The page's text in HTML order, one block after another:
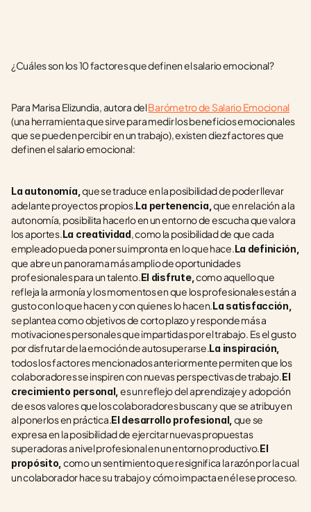
¿Cuáles son los 10 factores que definen el salario emocional?
Para Marisa Elizundia, autora del Barómetro de Salario Emocional
(una herramienta que sirve para medir los beneficios emocionales
que se pueden percibir en un trabajo), existen diez factores que
definen el salario emocional:
La autonomía, que se traduce en la posibilidad de poder llevar
adelante proyectos propios.La pertenencia, que en relación a la
autonomía, posibilita hacerlo en un entorno de escucha que valora
los aportes.La creatividad, como la posibilidad de que cada
empleado pueda poner su impronta en lo que hace.La definición,
que abre un panorama más amplio de oportunidades
profesionales para un talento.El disfrute, como aquello que
refleja la armonía y los momentos en que los profesionales están a
gusto con lo que hacen y con quienes lo hacen.La satisfacción,
se plantea como objetivos de corto plazo y responde más a
motivaciones personales que impartidas por el trabajo. Es el gusto
por disfrutar de la emoción de autosuperarse.La inspiración,
todos los factores mencionados anteriormente permiten que los
colaboradores se inspiren con nuevas perspectivas de trabajo.El
crecimiento personal, es un reflejo del aprendizaje y adopción
de esos valores que los colaboradores buscan y que se atribuyen
al ponerlos en práctica.El desarrollo profesional, que se
expresa en la posibilidad de ejercitar nuevas propuestas
superadoras a nivel profesional en un entorno productivo.El
propósito, como un sentimiento que resignifica la razón por la cual
un colaborador hace su trabajo y cómo impacta en él ese proceso.